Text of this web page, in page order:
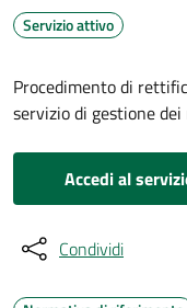
Servizio attivo
Procedimento di
servizio di gestione
Accedi al
Condividi